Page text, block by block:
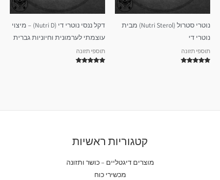
נוטרי סטרול (Nutri Sterol) מבית
נוטרי די
תוספי תזונה
דקל ננסי נוטרי די (Nutri D) – מיצוי
עוצמתי לערמונית וחיוניות גברית
תוספי תזונה
קטגוריות ראשיות
מוצרים דיגטליים – כושר ותזונה
מכשירי כוח